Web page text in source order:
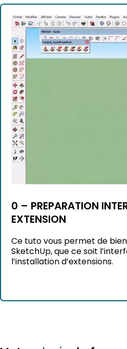
0 – PREPARATION
EXTENSION
Ce tuto vous permet de
SketchUp, que ce soit
l’installation d’extensions.